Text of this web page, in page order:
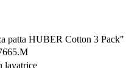
patta HUBER Cotton 3 Pack"
lavatrice